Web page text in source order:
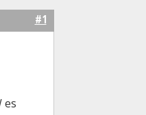
#1
es